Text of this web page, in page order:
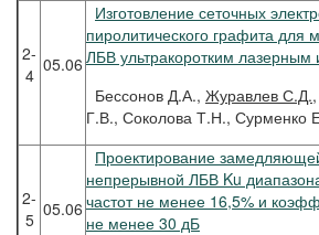
2-
4 05.06
Изготовление сеточных
пиролитического графита
ЛБВ ультракоротким лазерным
Бессонов Д.А., Журавлев С.Д.
Г.В., Соколова Т.Н., Сурменко
2-
5 05.06
Проектирование
непрерывной ЛБВ Ku
частот не менее 16,5% и
не менее 30 дБ